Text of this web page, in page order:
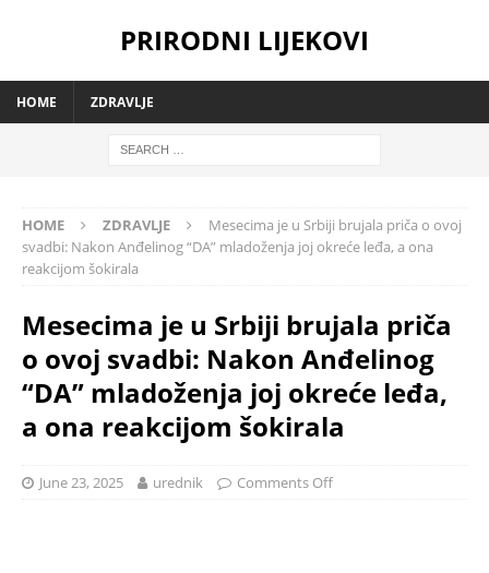
PRIRODNI LIJEKOVI
HOME ZDRAVLJE
HOME ZDRAVLJE
Mesecima je u Srbiji brujala priča o ovoj
svadbi: Nakon Anđelinog “DA” mladoženja joj okreće leđa, a ona
reakcijom šokirala
Mesecima je u Srbiji brujala priča
o ovoj svadbi: Nakon Anđelinog
“DA” mladoženja joj okreće leđa,
a ona reakcijom šokirala
June 23, 2025 urednik Comments Off